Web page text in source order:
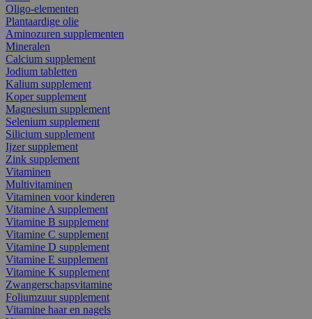
Oligo-elementen
Plantaardige olie
Aminozuren supplementen
Mineralen
Calcium supplement
Jodium tabletten
Kalium supplement
Koper supplement
Magnesium supplement
Selenium supplement
Silicium supplement
Ijzer supplement
Zink supplement
Vitaminen
Multivitaminen
Vitaminen voor kinderen
Vitamine A supplement
Vitamine B supplement
Vitamine C supplement
Vitamine D supplement
Vitamine E supplement
Vitamine K supplement
Zwangerschapsvitamine
Foliumzuur supplement
Vitamine haar en nagels